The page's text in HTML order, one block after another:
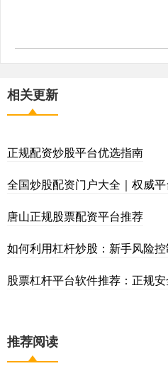
相关更新
正规配资炒股平台优选指南
全国炒股配资门户大全｜权威
唐山正规股票配资平台推荐
如何利用杠杆炒股：新手风险
股票杠杆平台软件推荐：正规
推荐阅读